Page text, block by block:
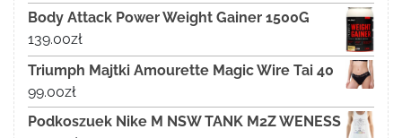
Body Attack Power Weight Gainer 1500G
139.00zł
Triumph Majtki Amourette Magic Wire Tai 40
99.00zł
Podkoszuek Nike M NSW TANK M2Z WENESS